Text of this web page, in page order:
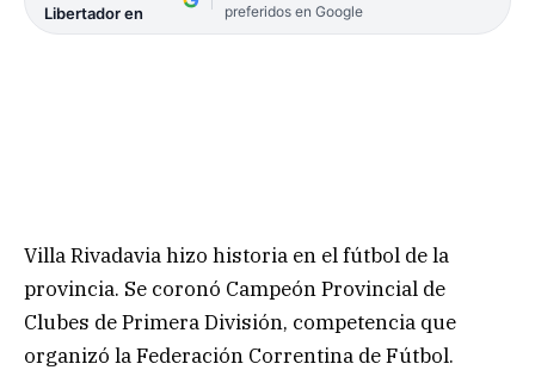
Libertador en
preferidos en Google
Villa Rivadavia hizo historia en el fútbol de la
provincia. Se coronó Campeón Provincial de
Clubes de Primera División, competencia que
organizó la Federación Correntina de Fútbol.